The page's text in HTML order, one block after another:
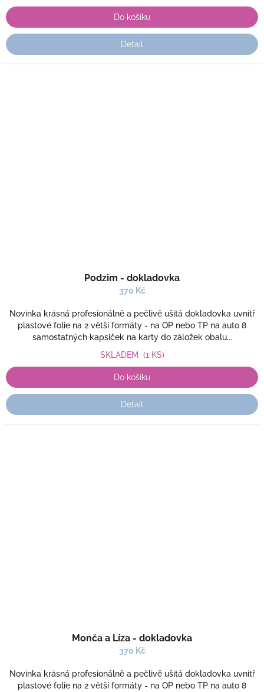
Do košíku
Detail
Podzim - dokladovka
370 Kč
Novinka krásná profesionálně a pečlivě ušitá dokladovka uvnitř
plastové folie na 2 větší formáty - na OP nebo TP na auto 8
samostatných kapsiček na karty do záložek obalu...
SKLADEM (1 KS)
Do košíku
Detail
Monča a Líza - dokladovka
370 Kč
Novinka krásná profesionálně a pečlivě ušitá dokladovka uvnitř
plastové folie na 2 větší formáty - na OP nebo TP na auto 8